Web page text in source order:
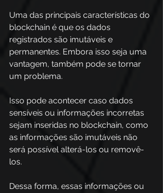
Uma das principais características do
blockchain é que os dados
registrados são imutáveis e
permanentes. Embora isso seja uma
vantagem, também pode se tornar
um problema.
Isso pode acontecer caso dados
sensíveis ou informações incorretas
sejam inseridas no blockchain, como
as informações são imutáveis não
será possível alterá-los ou removê-
los.
Dessa forma, essas informações ou